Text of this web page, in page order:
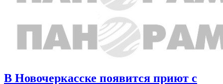
В Новочеркасске появится приют с